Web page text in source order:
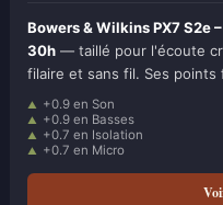
Bowers & Wilkins PX7 S2e
30h — taillé pour l'écoute
filaire et sans fil. Ses points
+0.9 en Son
+0.9 en Basses
+0.7 en Isolation
+0.7 en Micro